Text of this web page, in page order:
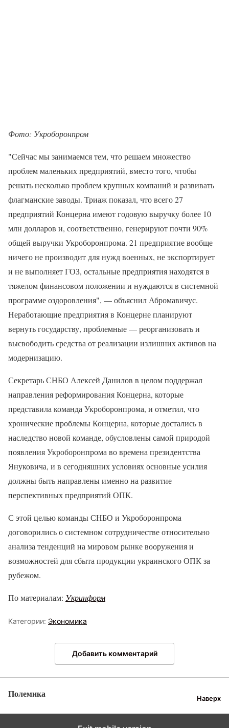
Фото: Укроборонпром
"Сейчас мы занимаемся тем, что решаем множество
проблем маленьких предприятий, вместо того, чтобы
решать несколько проблем крупных компаний и развивать
флагманские заводы. Триаж показал, что всего 27
предприятий Концерна имеют годовую выручку более 10
млн долларов и, соответственно, генерируют почти 90%
общей выручки Укроборонпрома. 21 предприятие вообще
ничего не производит для нужд военных, не экспортирует
и не выполняет ГОЗ, остальные предприятия находятся в
тяжелом финансовом положении и нуждаются в системной
программе оздоровления", — объяснил Абромавичус.
Неработающие предприятия в Концерне планируют
вернуть государству, проблемные — реорганизовать и
высвободить средства от реализации излишних активов на
модернизацию.
Секретарь СНБО Алексей Данилов в целом поддержал
направления реформирования Концерна, которые
представила команда Укроборонпрома, и отметил, что
хронические проблемы Концерна, которые достались в
наследство новой команде, обусловлены самой природой
появления Укроборонпрома во времена президентства
Януковича, и в сегодняшних условиях основные усилия
должны быть направлены именно на развитие
перспективных предприятий ОПК.
С этой целью команды СНБО и Укроборонпрома
договорились о системном сотрудничестве относительно
анализа тенденций на мировом рынке вооружения и
возможностей для сбыта продукции украинского ОПК за
рубежом.
По материалам: Укринформ
Категории: Экономика
Добавить комментарий
Полемика Наверх